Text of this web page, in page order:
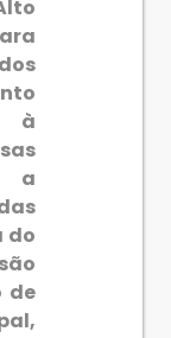
à
a
do
de